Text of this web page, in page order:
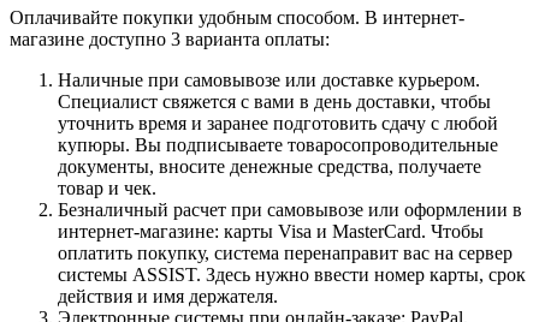
Оплачивайте покупки удобным способом. В интернет-
магазине доступно 3 варианта оплаты:
Наличные при самовывозе или доставке курьером.
Специалист свяжется с вами в день доставки, чтобы
уточнить время и заранее подготовить сдачу с любой
купюры. Вы подписываете товаросопроводительные
документы, вносите денежные средства, получаете
товар и чек.
Безналичный расчет при самовывозе или оформлении в
интернет-магазине: карты Visa и MasterCard. Чтобы
оплатить покупку, система перенаправит вас на сервер
системы ASSIST. Здесь нужно ввести номер карты, срок
действия и имя держателя.
Электронные системы при онлайн-заказе: PayPal,